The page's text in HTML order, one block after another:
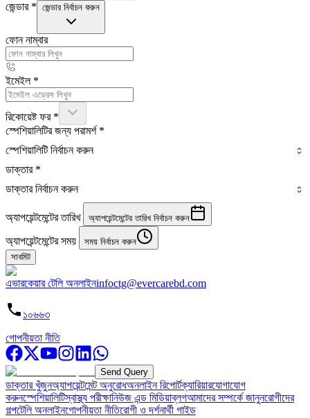
জেন্ডার * জেন্ডার নির্বাচন করুন
ফোন নাম্বার
ইমেইল *
রিকোয়েষ্ট ফর *
স্পেশিয়ালিটির জন্য পরামর্শ *
স্পেশিয়ালিটি নির্বাচন করুন
ডাক্তার *
ডাক্তার নির্বাচন করুন
অ্যাপয়েন্টমেন্টের তারিখ অ্যাপয়েন্টমেন্টের তারিখ নির্বাচন করুন
অ্যাপয়েন্টমেন্টের সময়
সময় নির্বাচন করুন
সাবমিট
এভারকেয়ার টেলি অনলাইনinfoctg@evercarebd.com
১০৬৬৩
গোপনীয়তা নীতি
Send Query
ডাক্তার খুঁজুনঅ্যাপয়েন্টমেন্ট অনুরোধঅনলাইন রিপোর্টক্যারিয়ারযোগাযোগ
করুনস্পেশিয়ালিটিস্বাস্থ্য পরীক্ষানিউজ এন্ড মিডিয়াব্লগআমাদের সম্পর্কে জানুনরোগীদের
গল্পটেলি অনলাইনগোপনীয়তা নীতিরোগী ও দর্শনার্থী গাইড